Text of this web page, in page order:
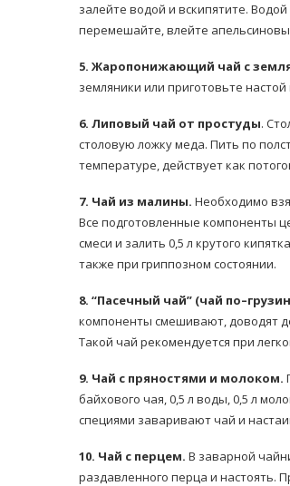
залейте водой и вскипятите.
перемешайте, влейте
5. Жаропонижающий чай с
земляники или приготовьте
6. Липовый чай от простуды.
столовую ложку меда. Пить по
температуре, действует как
7. Чай из малины. Необходимо
Все подготовленные компоненты
смеси и залить 0,5 л крутого
также при гриппозном состоянии.
8. “Пасечный чай” (чай
компоненты смешивают, доводят
Такой чай рекомендуется при
9. Чай с пряностями и молоком.
байхового чая, 0,5 л воды, 0,5 л
специями заваривают чай и
10. Чай с перцем. В заварной
раздавленного перца и настоять.